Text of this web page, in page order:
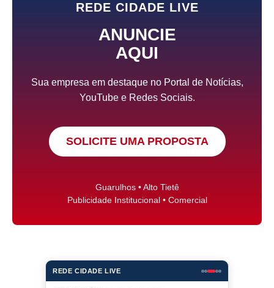
REDE CIDADE LIVE
ANUNCIE
AQUI
Sua empresa em destaque no Portal de Notícias,
YouTube e Redes Sociais.
SOLICITE UMA PROPOSTA
Guarulhos • Alto Tietê
Publicidade Institucional • Comercial
REDE CIDADE LIVE